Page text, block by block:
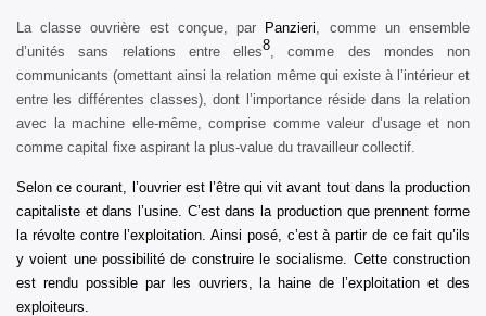
La classe ouvrière est conçue, par Panzieri, comme un ensemble
d’unités sans relations entre elles8, comme des mondes non
communicants (omettant ainsi la relation même qui existe à l’intérieur et
entre les différentes classes), dont l’importance réside dans la relation
avec la machine elle-même, comprise comme valeur d’usage et non
comme capital fixe aspirant la plus-value du travailleur collectif.
Selon ce courant, l’ouvrier est l’être qui vit avant tout dans la production
capitaliste et dans l’usine. C’est dans la production que prennent forme
la révolte contre l’exploitation. Ainsi posé, c’est à partir de ce fait qu’ils
y voient une possibilité de construire le socialisme. Cette construction
est rendu possible par les ouvriers, la haine de l’exploitation et des
exploiteurs.